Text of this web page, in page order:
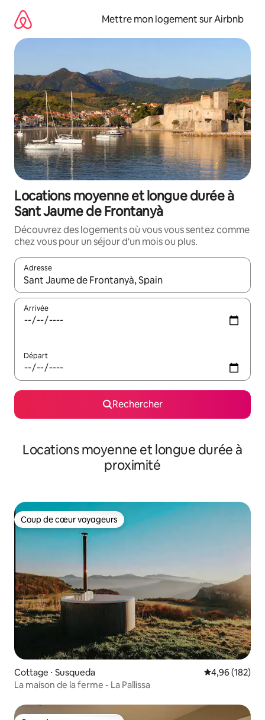
directement
contenu
Mettre mon logement sur Airbnb
Locations moyenne et longue durée à
Sant Jaume de Frontanyà
Découvrez des logements où vous vous sentez comme
chez vous pour un séjour d'un mois ou plus.
Adresse
Lorsque les résultats s'affichent, utilisez les flèches vers le
Arrivée
Départ
Rechercher
Locations moyenne et longue durée à
proximité
Coup de cœur voyageurs
Coup de cœur voyageurs
Cottage ⋅ Susqueda Évaluation
4,96 (182)
La maison de la ferme - La Pallissa